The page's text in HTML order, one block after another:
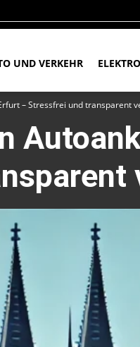
UND VERKEHR
– Stressfrei und transparent